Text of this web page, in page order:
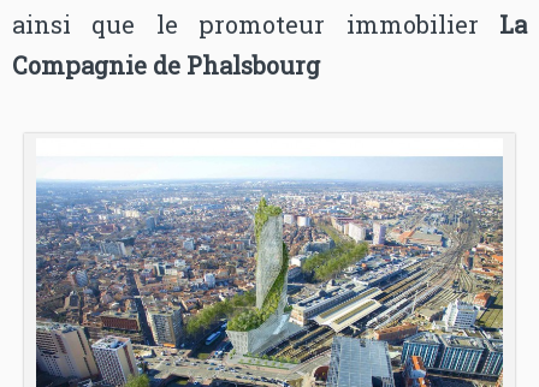
ainsi que le promoteur immobilier La
Compagnie de Phalsbourg